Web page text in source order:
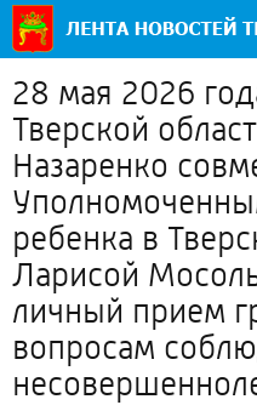
28 мая 2026
Тверской
Назаренко
ребенка в
Ларисой
личный прием
вопросам